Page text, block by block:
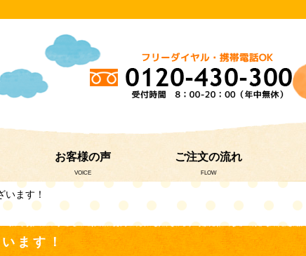
お客様の声
VOICE
ご注文の流れ
FLOW
ます！
ます！